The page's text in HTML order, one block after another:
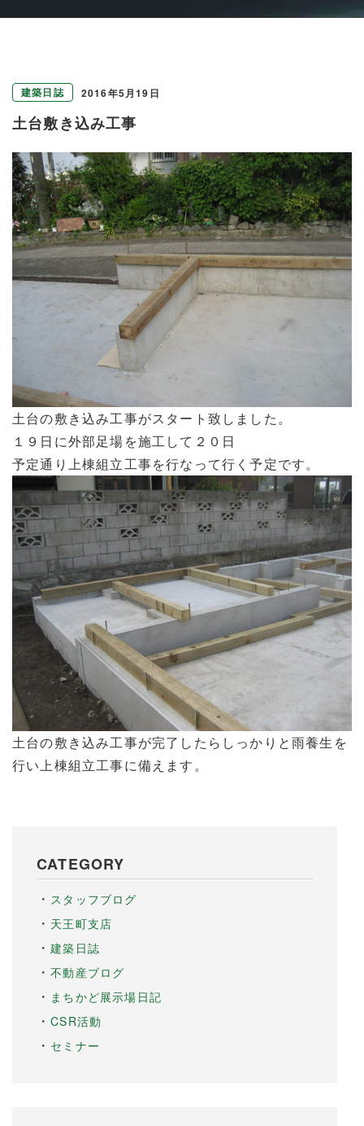
建築日誌 2016年5月19日
土台敷き込み工事
土台の敷き込み工事がスタート致しました。
１９日に外部足場を施工して２０日
予定通り上棟組立工事を行なって行く予定です。
土台の敷き込み工事が完了したらしっかりと雨養生を
行い上棟組立工事に備えます。
CATEGORY
スタッフブログ
天王町支店
建築日誌
不動産ブログ
まちかど展示場日記
CSR活動
セミナー